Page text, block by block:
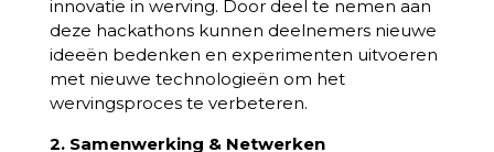
innovatie in werving. Door deel te nemen aan
deze hackathons kunnen deelnemers nieuwe
ideeën bedenken en experimenten uitvoeren
met nieuwe technologieën om het
wervingsproces te verbeteren.
2. Samenwerking & Netwerken